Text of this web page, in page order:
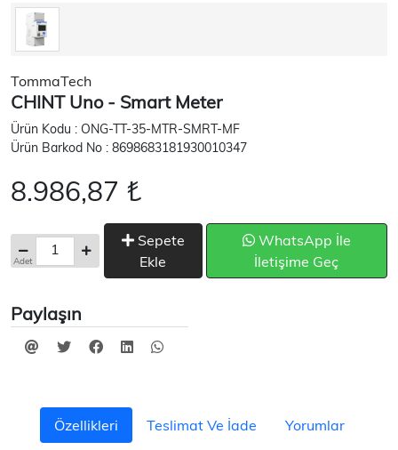
TommaTech
CHINT Uno - Smart Meter
Ürün Kodu : ONG-TT-35-MTR-SMRT-MF
Ürün Barkod No : 8698683181930010347
8.986,87 ₺
Adet
Sepete
Ekle
WhatsApp İle
İletişime Geç
Paylaşın
Özellikleri Teslimat Ve İade
Yorumlar